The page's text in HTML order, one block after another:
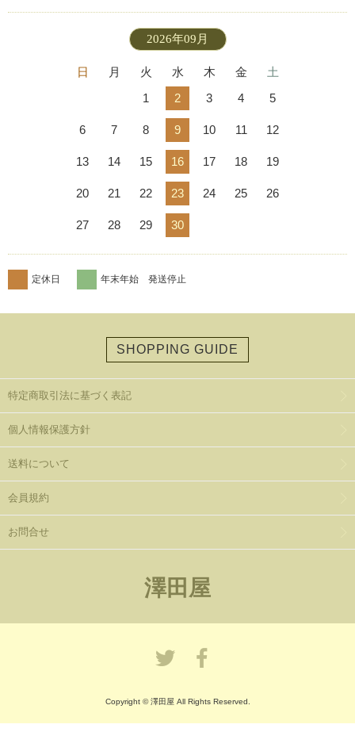
2026年09月
日 月 火 水 木 金
土
1
2 3 4 5
6 7 8 9 10 11 12
13 14 15 16 17 18 19
20 21 22 23 24 25 26
27 28 29 30
定休日 年末年始 発送停止
SHOPPING GUIDE
特定商取引法に基づく表記
個人情報保護方針
送料について
会員規約
お問合せ
澤田屋
Copyright © 澤田屋 All Rights Reserved.